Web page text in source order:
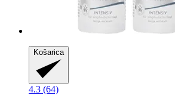
Košarica
4.3 (64)